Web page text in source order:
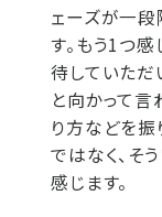
ェーズが一段
す。もう1つ
待していただ
と向かって
り方などを振
ではなく、そ
感じます。